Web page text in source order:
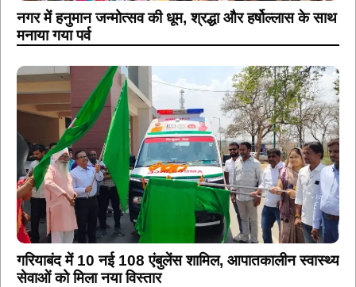
नगर में हनुमान जन्मोत्सव की धूम, श्रद्धा और हर्षोल्लास के साथ
मनाया गया पर्व
गरियाबंद में 10 नई 108 एंबुलेंस शामिल, आपातकालीन स्वास्थ्य
सेवाओं को मिला नया विस्तार